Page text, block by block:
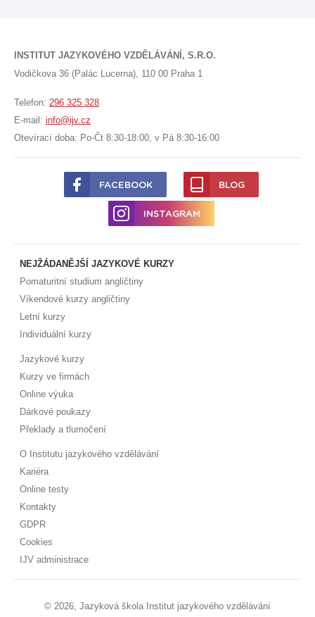
INSTITUT JAZYKOVÉHO VZDĚLÁVÁNÍ, S.R.O.
Vodičkova 36 (Palác Lucerna), 110 00 Praha 1
Telefon: 296 325 328
E-mail: info@ijv.cz
Otevírací doba: Po-Čt 8:30-18:00, v Pá 8:30-16:00
NEJŽÁDANĚJŠÍ JAZYKOVÉ KURZY
Pomaturitní studium angličtiny
Víkendové kurzy angličtiny
Letní kurzy
Individuální kurzy
Jazykové kurzy
Kurzy ve firmách
Online výuka
Dárkové poukazy
Překlady a tlumočení
O Institutu jazykového vzdělávání
Kariéra
Online testy
Kontakty
GDPR
Cookies
IJV administrace
FACEBOOK BLOG
INSTAGRAM
© 2026, Jazyková škola Institut jazykového vzdělávání